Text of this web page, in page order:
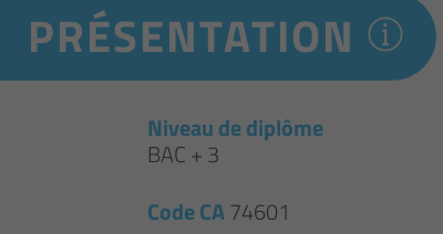
PRÉSENTATION
Niveau de diplôme
BAC + 3
Code CA74601